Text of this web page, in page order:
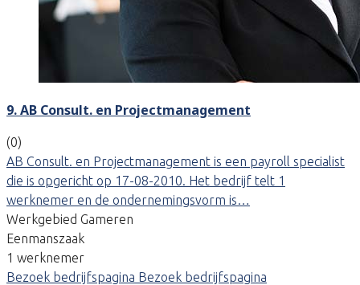
9. AB Consult. en Projectmanagement
(0)
AB Consult. en Projectmanagement is een payroll specialist
die is opgericht op 17-08-2010. Het bedrijf telt 1
werknemer en de ondernemingsvorm is…
Werkgebied Gameren
Eenmanszaak
1 werknemer
Bezoek bedrijfspagina Bezoek bedrijfspagina